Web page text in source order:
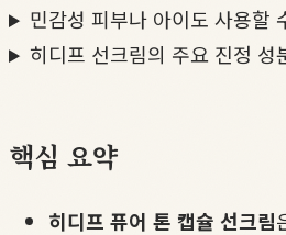
민감성 피부나 아이도 사용할
히디프 선크림의 주요 진정 성
핵심 요약
히디프 퓨어 톤 캡슐 선크림